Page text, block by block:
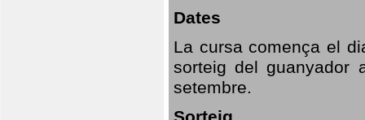
Dates
La cursa comença el
sorteig del guanyador
setembre.